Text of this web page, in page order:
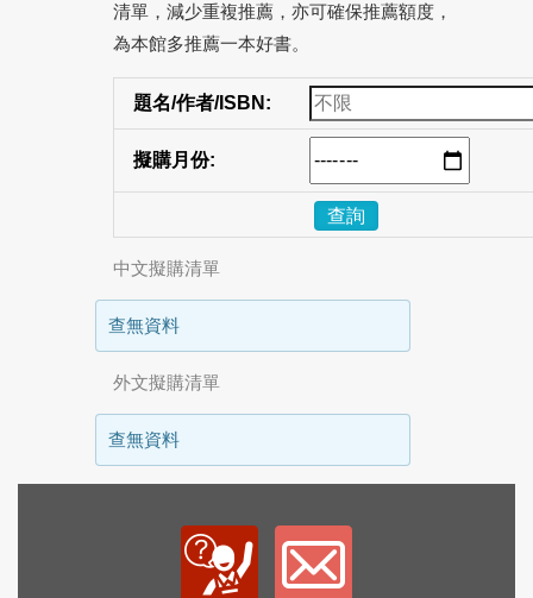
清單，減少重複推薦，亦可確保推薦額度，
為本館多推薦一本好書。
題名/作者/ISBN:
擬購月份:
查詢
中文擬購清單
查無資料
外文擬購清單
查無資料